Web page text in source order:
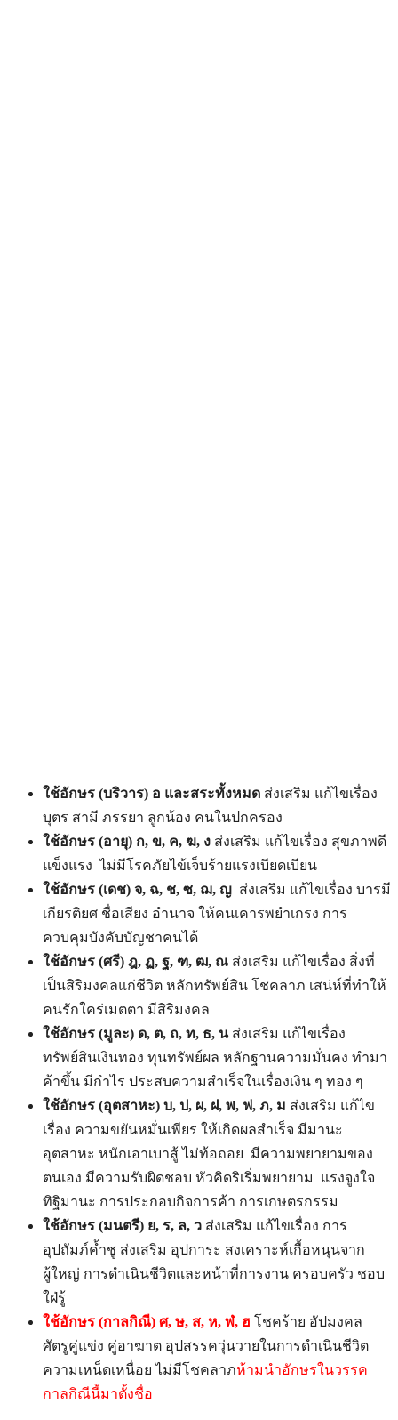
ใช้อักษร (บริวาร) อ และสระทั้งหมด ส่งเสริม แก้ไขเรื่อง
บุตร สามี ภรรยา ลูกน้อง คนในปกครอง
ใช้อักษร (อายุ) ก, ข, ค, ฆ, ง ส่งเสริม แก้ไขเรื่อง สุขภาพดี
แข็งแรง ไม่มีโรคภัยไข้เจ็บร้ายแรงเบียดเบียน
ใช้อักษร (เดช) จ, ฉ, ช, ซ, ฌ, ญ ส่งเสริม แก้ไขเรื่อง บารมี
เกียรติยศ ชื่อเสียง อำนาจ ให้คนเคารพยำเกรง การ
ควบคุมบังคับบัญชาคนได้
ใช้อักษร (ศรี) ฎ, ฏ, ฐ, ฑ, ฒ, ณ ส่งเสริม แก้ไขเรื่อง สิ่งที่
เป็นสิริมงคลแก่ชีวิต หลักทรัพย์สิน โชคลาภ เสน่ห์ที่ทำให้
คนรักใคร่เมตตา มีสิริมงคล
ใช้อักษร (มูละ) ด, ต, ถ, ท, ธ, นส่งเสริม แก้ไขเรื่อง
ทรัพย์สินเงินทอง ทุนทรัพย์ผล หลักฐานความมั่นคง ทำมา
ค้าขึ้น มีกำไร ประสบความสำเร็จในเรื่องเงิน ๆ ทอง ๆ
ใช้อักษร (อุตสาหะ) บ, ป, ผ, ฝ, พ, ฟ, ภ, ม ส่งเสริม แก้ไข
เรื่อง ความขยันหมั่นเพียร ให้เกิดผลสำเร็จ มีมานะ
อุตสาหะ หนักเอาเบาสู้ ไม่ท้อถอย มีความพยายามของ
ตนเอง มีความรับผิดชอบ หัวคิดริเริ่มพยายาม แรงจูงใจ
ทิฐิมานะ การประกอบกิจการค้า การเกษตรกรรม
ใช้อักษร (มนตรี) ย, ร, ล, ว ส่งเสริม แก้ไขเรื่อง การ
อุปถัมภ์ค้ำชู ส่งเสริม อุปการะ สงเคราะห์เกื้อหนุนจาก
ผู้ใหญ่ การดำเนินชีวิตและหน้าที่การงาน ครอบครัว ชอบ
ใฝ่รู้
ใช้อักษร (กาลกิณี) ศ, ษ, ส, ห, ฬ, ฮ โชคร้าย อัปมงคล
ศัตรูคู่แข่ง คู่อาฆาต อุปสรรควุ่นวายในการดำเนินชีวิต
ความเหน็ดเหนื่อย ไม่มีโชคลาภห้ามนำอักษรในวรรค
กาลกิณีนี้มาตั้งชื่อ